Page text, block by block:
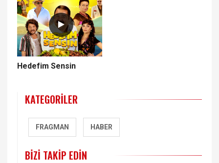
Hedefim Sensin
KATEGORILER
FRAGMAN HABER
BIZI TAKIP EDIN